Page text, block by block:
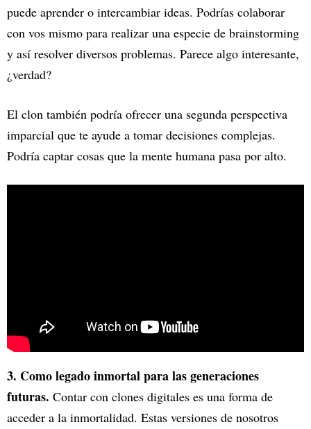
puede aprender o intercambiar ideas. Podrías colaborar
con vos mismo para realizar una especie de brainstorming
y así resolver diversos problemas. Parece algo interesante,
¿verdad?
El clon también podría ofrecer una segunda perspectiva
imparcial que te ayude a tomar decisiones complejas.
Podría captar cosas que la mente humana pasa por alto.
3. Como legado inmortal para las generaciones
futuras. Contar con clones digitales es una forma de
acceder a la inmortalidad. Estas versiones de nosotros